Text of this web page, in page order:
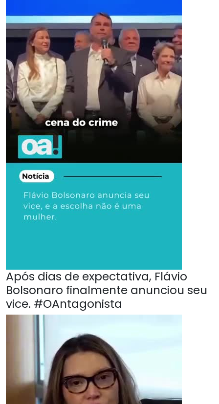
Após dias de expectativa, Flávio
Bolsonaro finalmente anunciou seu
vice. #OAntagonista